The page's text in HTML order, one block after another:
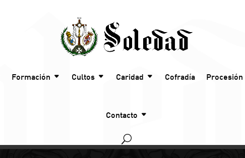
Formación Cultos Caridad Cofradía
Contacto